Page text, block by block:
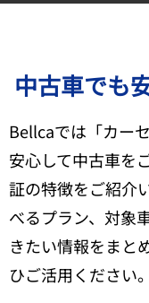
中古車でも
Bellcaでは「カー
安心して中古車を
証の特徴をご紹介
べるプラン、対象
きたい情報をまと
ひご活用ください。